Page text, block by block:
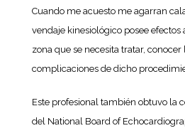
Cuando me acuesto me agarran
vendaje kinesiológico posee efectos
zona que se necesita tratar, conocer
complicaciones de dicho
Este profesional también obtuvo la
del National Board of